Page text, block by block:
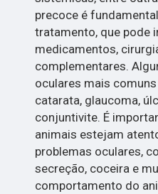
precoce é
tratamento, que pode
medicamentos,
complementares.
oculares mais
catarata, glaucoma,
conjuntivite. É
animais estejam
problemas oculares,
secreção, coceira e
comportamento do